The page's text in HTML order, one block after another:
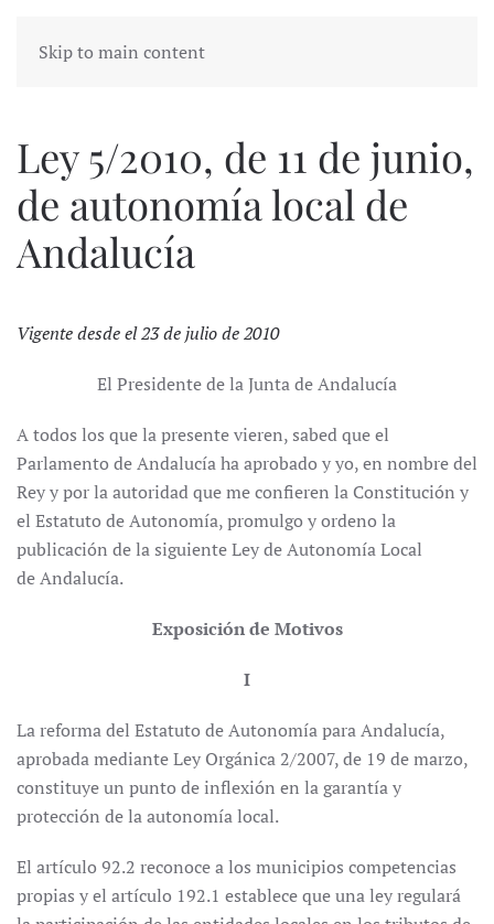
Skip to main content
Ley 5/2010, de 11 de junio,
de autonomía local de
Andalucía
Vigente desde el 23 de julio de 2010
El Presidente de la Junta de Andalucía
A todos los que la presente vieren, sabed que el
Parlamento de Andalucía ha aprobado y yo, en nombre del
Rey y por la autoridad que me confieren la Constitución y
el Estatuto de Autonomía, promulgo y ordeno la
publicación de la siguiente Ley de Autonomía Local
de Andalucía.
Exposición de Motivos
I
La reforma del Estatuto de Autonomía para Andalucía,
aprobada mediante Ley Orgánica 2/2007, de 19 de marzo,
constituye un punto de inflexión en la garantía y
protección de la autonomía local.
El artículo 92.2 reconoce a los municipios competencias
propias y el artículo 192.1 establece que una ley regulará